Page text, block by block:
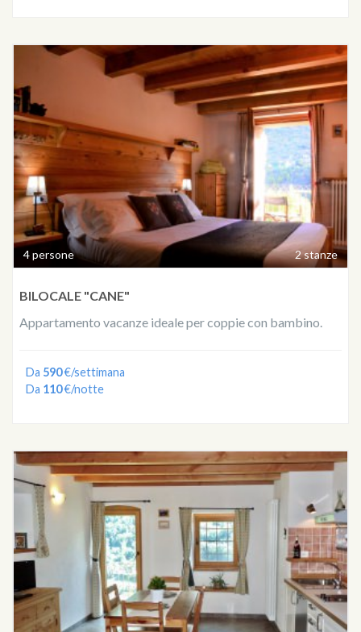
4 persone 2 stanze
BILOCALE "CANE"
Appartamento vacanze ideale per coppie con bambino.
Da 590€/settimana
Da 110€/notte